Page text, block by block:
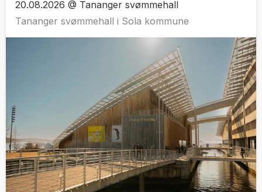
20.08.2026 @ Tananger svømmehall
Tananger svømmehall i Sola kommune